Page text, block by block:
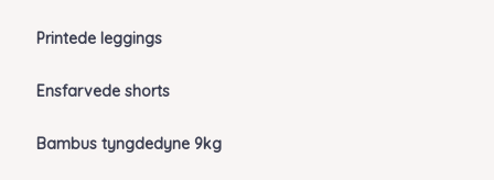
Printede leggings
Ensfarvede shorts
Bambus tyngdedyne 9kg